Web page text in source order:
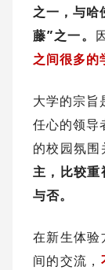
之一，与哈
藤”之一。
之间很多的
大学的宗旨
任心的领导
的校园氛
主，比较重
与否。
在新生体验
间的交流，